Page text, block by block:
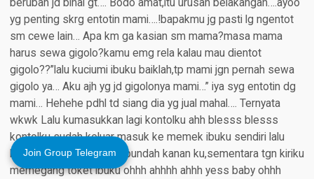
Join Group Telegram